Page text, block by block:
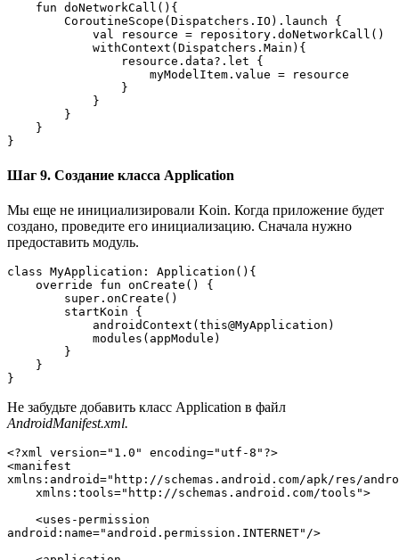
    fun doNetworkCall(){
        CoroutineScope(Dispatchers.IO).launch {
            val resource = repository.doNetworkCall()
            withContext(Dispatchers.Main){
                resource.data?.let {
                    myModelItem.value = resource
                }
            }
        }
    }
}
Шаг 9. Создание класса Application
Мы еще не инициализировали Koin. Когда приложение будет
создано, проведите его инициализацию. Сначала нужно
предоставить модуль.
class MyApplication: Application(){
    override fun onCreate() {
        super.onCreate()
        startKoin {
            androidContext(this@MyApplication)
            modules(appModule)
        }
    }
}
Не забудьте добавить класс Application в файл
AndroidManifest.xml.
<?xml version="1.0" encoding="utf-8"?>
<manifest
xmlns:android="http://schemas.android.com/apk/res/
    xmlns:tools="http://schemas.android.com/tools">
android:name="android.permission.INTERNET"/>